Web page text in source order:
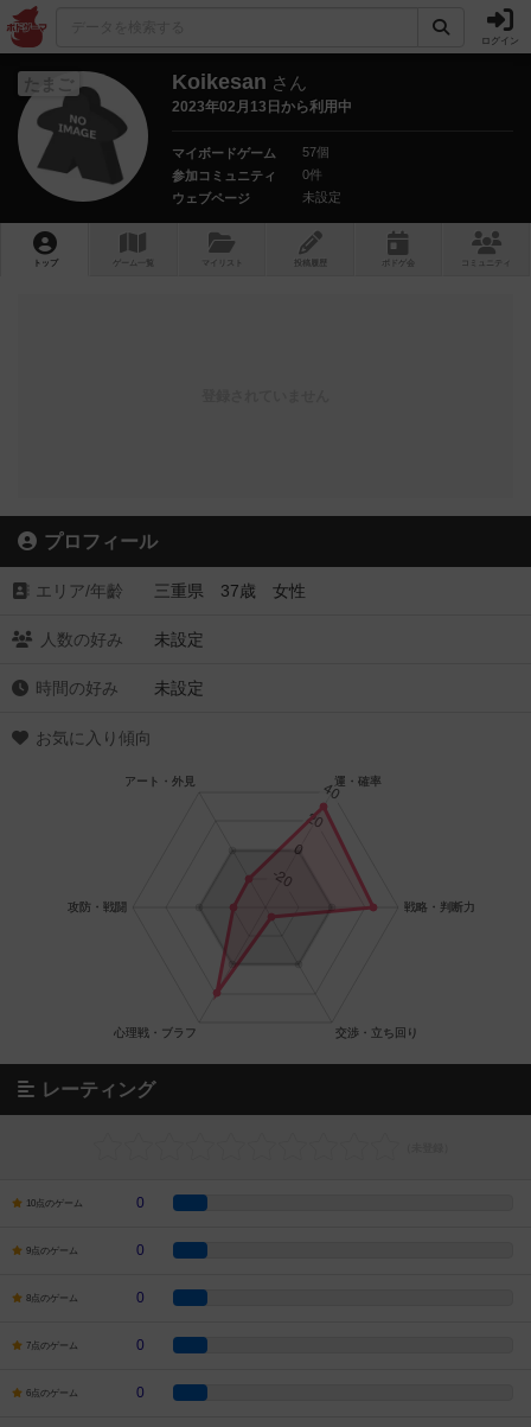
ログイン
たまご Koikesan さん
2023年02月13日から利用中
マイボードゲーム
57個
参加コミュニティ
0件
ウェブページ
未設定
トップ ゲーム一覧 マイリスト 投稿履歴 ボ ドゲ コミュニティ
プロフィール
エリア/年齡 三重県 37歳 女性
人数の好み 未設定
時間の好み 未設定
お気に入り傾向
レーティング
10点のゲーム 0
9点のゲーム 0
8点のゲーム 0
7点のゲーム 0
6点のゲーム 0